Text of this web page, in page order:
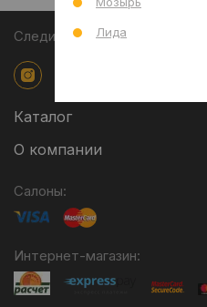
Следите за акциями
Каталог
О компании
Салоны:
Интернет-магазин:
Лида